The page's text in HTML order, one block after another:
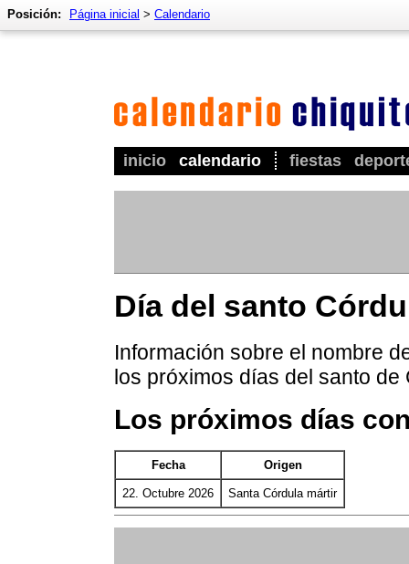
inicio calendario fiestas
Posición: Página inicial > Calendario
Día del santo
Información sobre el nombre
los próximos días del santo de
Los próximos días
Fecha Origen
22. Octubre 2026 Santa Córdula mártir